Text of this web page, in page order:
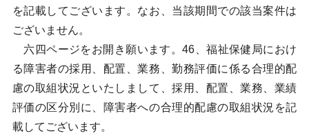
を記載してございます。なお、当該期間での該当案件は
ございません。
六四ページをお開き願います。46、福祉保健局におけ
る障害者の採用、配置、業務、勤務評価に係る合理的配
慮の取組状況といたしまして、採用、配置、業務、業績
評価の区分別に、障害者への合理的配慮の取組状況を記
載してございます。